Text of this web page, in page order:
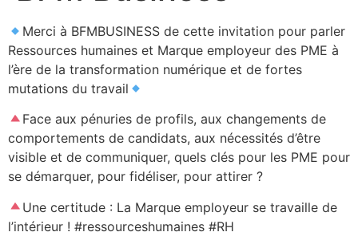
Merci à BFMBUSINESS de cette invitation pour parler
Ressources humaines et Marque employeur des PME à
l’ère de la transformation numérique et de fortes
mutations du travail
Face aux pénuries de profils, aux changements de
comportements de candidats, aux nécessités d’être
visible et de communiquer, quels clés pour les PME pour
se démarquer, pour fidéliser, pour attirer ?
Une certitude : La Marque employeur se travaille de
l’intérieur ! #ressourceshumaines #RH